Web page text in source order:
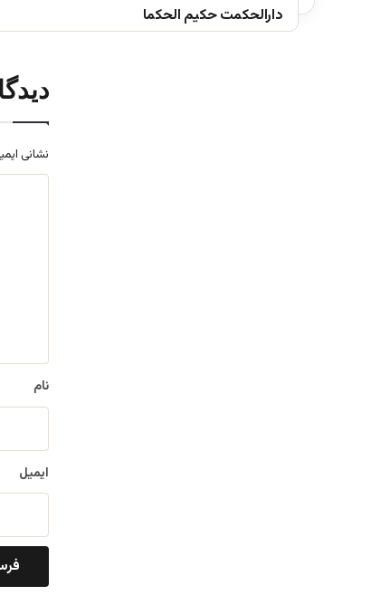
دارالحکمت حکیم الحکما
نشانی
نام
ایمیل